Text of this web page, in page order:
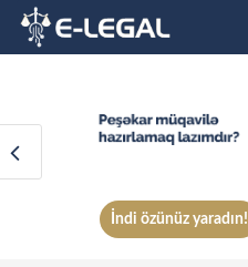
İndi özünüz yaradın!